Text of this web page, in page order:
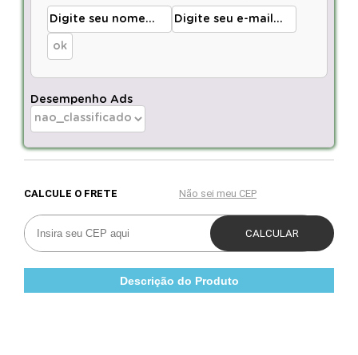
Desempenho Ads
Descrição do Produto